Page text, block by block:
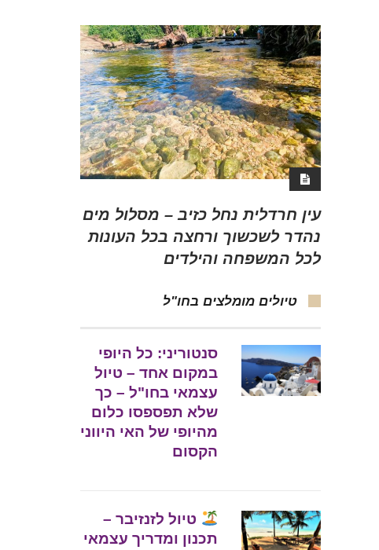
עין חרדלית נחל כזיב – מסלול מים
נהדר לשכשוך ורחצה בכל העונות
לכל המשפחה והילדים
טיולים מומלצים בחו"ל
סנטוריני: כל היופי
במקום אחד – טיול
עצמאי בחו"ל – כך
שלא תפספסו כלום
מהיופי של האי היווני
הקסום
טיול לזנזיבר –
תכנון ומדריך עצמאי